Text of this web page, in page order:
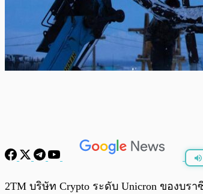
พร้อมเล่น
2TM บริษัท Crypto ระดับ Unicron ของบ